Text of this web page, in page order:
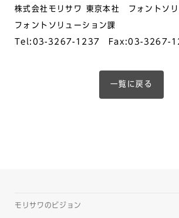
株式会社モリサワ 東京本社 フォントソ
フォントソリューション課
Tel:03-3267-1237 Fax:03-3267-
一覧に戻る
モリサワのビジョン